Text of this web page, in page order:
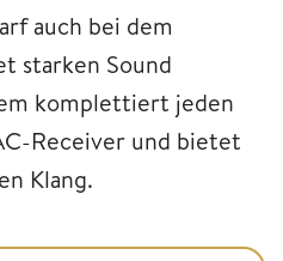
auch bei dem
starken Sound
komplettiert jeden
Receiver und bietet
Klang.